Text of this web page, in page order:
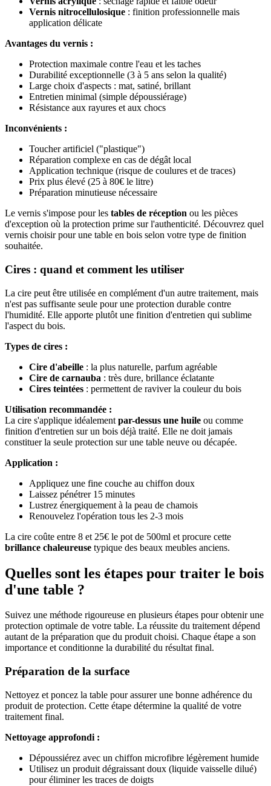
Vernis nitrocellulosique : finition professionnelle mais
application délicate
Avantages du vernis :
Protection maximale contre l'eau et les taches
Durabilité exceptionnelle (3 à 5 ans selon la qualité)
Large choix d'aspects : mat, satiné, brillant
Entretien minimal (simple dépoussiérage)
Résistance aux rayures et aux chocs
Inconvénients :
Toucher artificiel ("plastique")
Réparation complexe en cas de dégât local
Application technique (risque de coulures et de traces)
Prix plus élevé (25 à 80€ le litre)
Préparation minutieuse nécessaire
Le vernis s'impose pour les tables de réception ou les pièces
d'exception où la protection prime sur l'authenticité. Découvrez quel
vernis choisir pour une table en bois selon votre type de finition
souhaitée.
Cires : quand et comment les utiliser
La cire peut être utilisée en complément d'un autre traitement, mais
n'est pas suffisante seule pour une protection durable contre
l'humidité. Elle apporte plutôt une finition d'entretien qui sublime
l'aspect du bois.
Types de cires :
Cire d'abeille : la plus naturelle, parfum agréable
Cire de carnauba : très dure, brillance éclatante
Cires teintées : permettent de raviver la couleur du bois
Utilisation recommandée :
La cire s'applique idéalement par-dessus une huile ou comme
finition d'entretien sur un bois déjà traité. Elle ne doit jamais
constituer la seule protection sur une table neuve ou décapée.
Application :
Appliquez une fine couche au chiffon doux
Laissez pénétrer 15 minutes
Lustrez énergiquement à la peau de chamois
Renouvelez l'opération tous les 2-3 mois
La cire coûte entre 8 et 25€ le pot de 500ml et procure cette
brillance chaleureuse typique des beaux meubles anciens.
Quelles sont les étapes pour traiter le bois
d'une table ?
Suivez une méthode rigoureuse en plusieurs étapes pour obtenir une
protection optimale de votre table. La réussite du traitement dépend
autant de la préparation que du produit choisi. Chaque étape a son
importance et conditionne la durabilité du résultat final.
Préparation de la surface
Nettoyez et poncez la table pour assurer une bonne adhérence du
produit de protection. Cette étape détermine la qualité de votre
traitement final.
Nettoyage approfondi :
Dépoussiérez avec un chiffon microfibre légèrement humide
Utilisez un produit dégraissant doux (liquide vaisselle dilué)
pour éliminer les traces de doigts